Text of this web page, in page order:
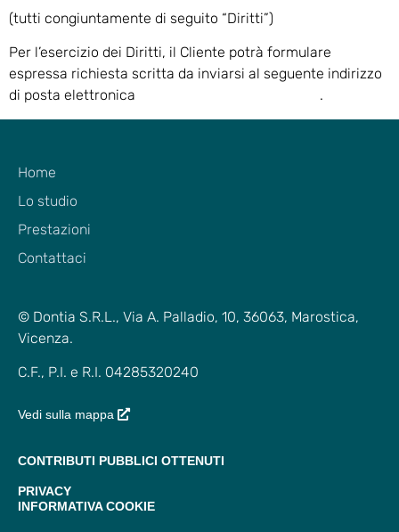
(tutti congiuntamente di seguito “Diritti”)
Per l’esercizio dei Diritti, il Cliente potrà formulare
espressa richiesta scritta da inviarsi al seguente indirizzo
di posta elettronica
.
© Dontia S.R.L., Via A. Palladio, 10, 36063, Marostica,
Vicenza.
C.F., P.I. e R.I. 04285320240
Vedi sulla mappa
CONTRIBUTI PUBBLICI OTTENUTI
PRIVACY
INFORMATIVA COOKIE
Home
Lo studio
Prestazioni
Contattaci